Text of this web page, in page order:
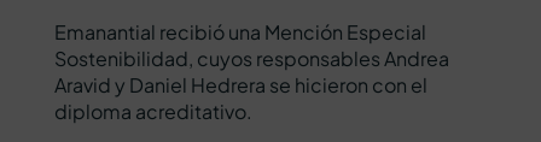
Emanantial recibió una Mención Especial
Sostenibilidad, cuyos responsables Andrea
Aravid y Daniel Hedrera se hicieron con el
diploma acreditativo.